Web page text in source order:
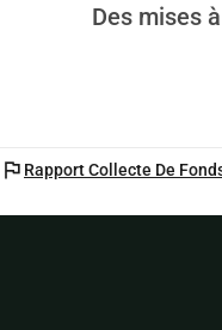
Des mises
flag Rapport Collecte De